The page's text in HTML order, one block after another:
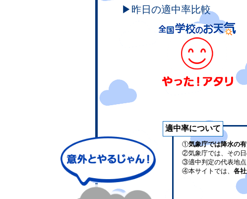
▶昨日の適中率比較
適中率について
①気象庁では降水の
②気象庁では、その
③適中判定の代表地
④本サイトでは、 各